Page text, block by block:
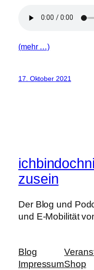
(mehr …)
17. Oktober 2021
zusein
Der Blog und
und E-Mobilität
Blog
ImpressumShop